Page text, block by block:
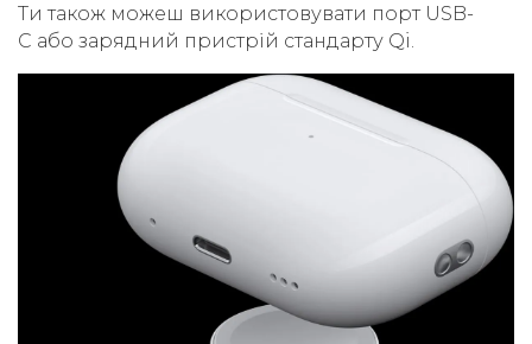
Ти також можеш використовувати порт USB-
C або зарядний пристрій стандарту Qi.